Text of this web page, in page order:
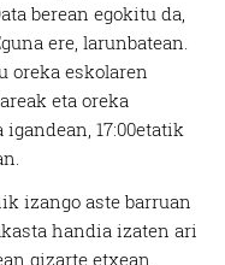
berean egokitu da,
ere, larunbatean.
oreka eskolaren
eta oreka
17:00etatik
izango aste barruan
handia izaten ari
gizarte etxean